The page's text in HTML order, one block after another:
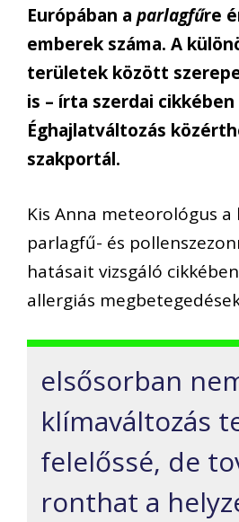
Európában a parlagfűre
emberek száma. A
területek között
is – írta szerdai
Éghajlatváltozás
szakportál.
Kis Anna meteorológus a
parlagfű- és
hatásait vizsgáló
allergiás
elsősorban
klímaváltozás
felelőssé, de
ronthat a